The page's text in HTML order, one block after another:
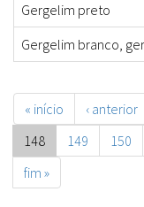
Gergelim preto
Gergelim branco,
« início ‹ anterior
148
149 150
fim »